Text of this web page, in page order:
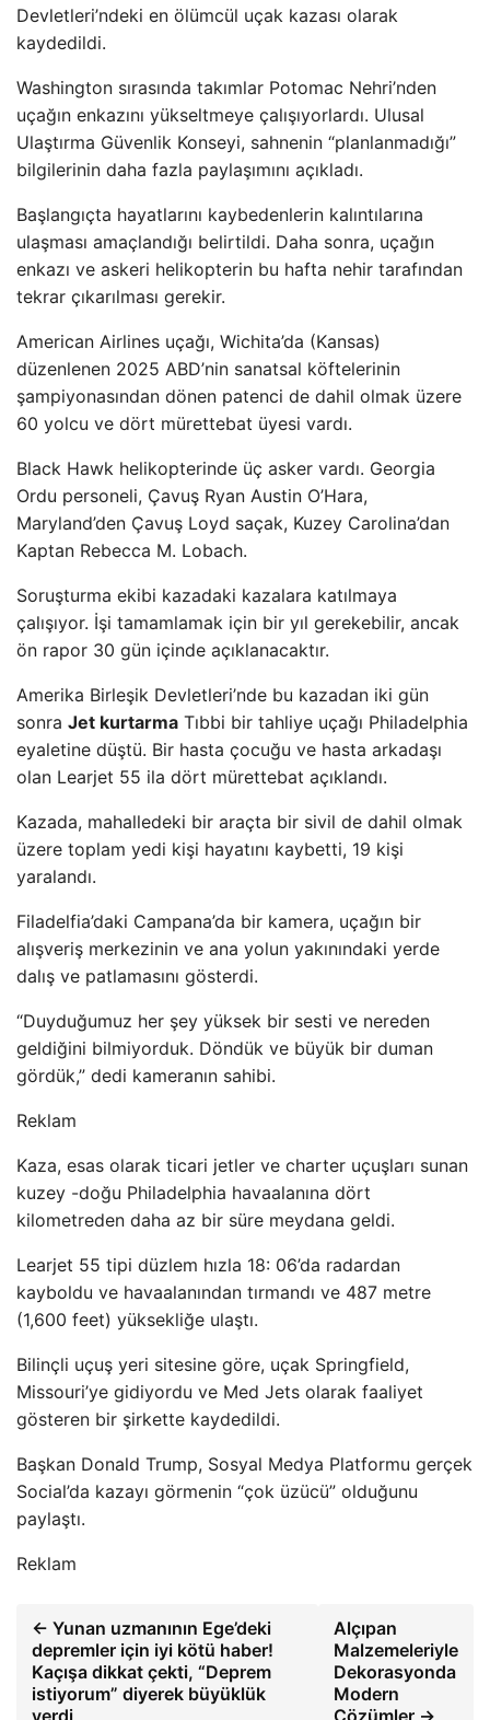
Devletleri’ndeki en ölümcül uçak kazası olarak
kaydedildi.
Washington sırasında takımlar Potomac Nehri’nden
uçağın enkazını yükseltmeye çalışıyorlardı. Ulusal
Ulaştırma Güvenlik Konseyi, sahnenin “planlanmadığı”
bilgilerinin daha fazla paylaşımını açıkladı.
Başlangıçta hayatlarını kaybedenlerin kalıntılarına
ulaşması amaçlandığı belirtildi. Daha sonra, uçağın
enkazı ve askeri helikopterin bu hafta nehir tarafından
tekrar çıkarılması gerekir.
American Airlines uçağı, Wichita’da (Kansas)
düzenlenen 2025 ABD’nin sanatsal köftelerinin
şampiyonasından dönen patenci de dahil olmak üzere
60 yolcu ve dört mürettebat üyesi vardı.
Black Hawk helikopterinde üç asker vardı. Georgia
Ordu personeli, Çavuş Ryan Austin O’Hara,
Maryland’den Çavuş Loyd saçak, Kuzey Carolina’dan
Kaptan Rebecca M. Lobach.
Soruşturma ekibi kazadaki kazalara katılmaya
çalışıyor. İşi tamamlamak için bir yıl gerekebilir, ancak
ön rapor 30 gün içinde açıklanacaktır.
Amerika Birleşik Devletleri’nde bu kazadan iki gün
sonra Jet kurtarma Tıbbi bir tahliye uçağı Philadelphia
eyaletine düştü. Bir hasta çocuğu ve hasta arkadaşı
olan Learjet 55 ila dört mürettebat açıklandı.
Kazada, mahalledeki bir araçta bir sivil de dahil olmak
üzere toplam yedi kişi hayatını kaybetti, 19 kişi
yaralandı.
Filadelfia’daki Campana’da bir kamera, uçağın bir
alışveriş merkezinin ve ana yolun yakınındaki yerde
dalış ve patlamasını gösterdi.
“Duyduğumuz her şey yüksek bir sesti ve nereden
geldiğini bilmiyorduk. Döndük ve büyük bir duman
gördük,” dedi kameranın sahibi.
Reklam
Kaza, esas olarak ticari jetler ve charter uçuşları sunan
kuzey -doğu Philadelphia havaalanına dört
kilometreden daha az bir süre meydana geldi.
Learjet 55 tipi düzlem hızla 18: 06’da radardan
kayboldu ve havaalanından tırmandı ve 487 metre
(1,600 feet) yüksekliğe ulaştı.
Bilinçli uçuş yeri sitesine göre, uçak Springfield,
Missouri’ye gidiyordu ve Med Jets olarak faaliyet
gösteren bir şirkette kaydedildi.
Başkan Donald Trump, Sosyal Medya Platformu gerçek
Social’da kazayı görmenin “çok üzücü” olduğunu
paylaştı.
Reklam
← Yunan uzmanının Ege’deki
depremler için iyi kötü haber!
Kaçışa dikkat çekti, “Deprem
istiyorum” diyerek büyüklük
verdi
Alçıpan
Malzemeleriyle
Dekorasyonda
Modern
Çözümler →